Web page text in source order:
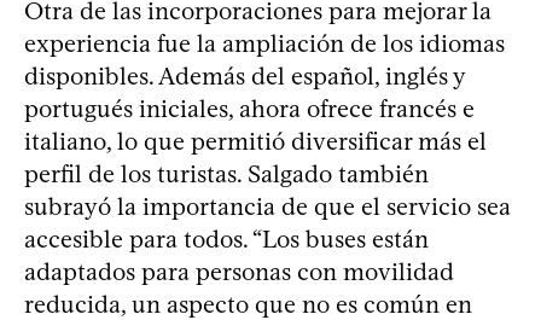
Otra de las incorporaciones para mejorar la
experiencia fue la ampliación de los idiomas
disponibles. Además del español, inglés y
portugués iniciales, ahora ofrece francés e
italiano, lo que permitió diversificar más el
perfil de los turistas. Salgado también
subrayó la importancia de que el servicio sea
accesible para todos. “Los buses están
adaptados para personas con movilidad
reducida, un aspecto que no es común en